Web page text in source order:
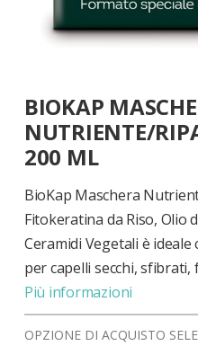
all'inizio
della
galleria
di
BIOKAP
NUTRIENTE/
200 ML
BioKap Maschera
Fitokeratina da Riso, Olio
Ceramidi Vegetali è
per capelli secchi,
Più informazioni
OPZIONE DI ACQUISTO